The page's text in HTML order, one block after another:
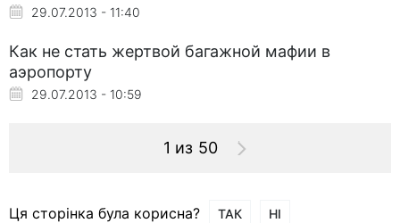
29.07.2013 - 11:40
Как не стать жертвой багажной мафии в
аэропорту
29.07.2013 - 10:59
1 из 50
Ця сторінка була корисна? ТАК НІ